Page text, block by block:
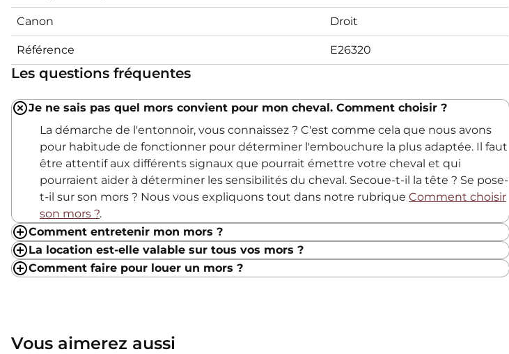
Canon Droit
Référence E26320
Les questions fréquentes
Je ne sais pas quel mors convient pour mon cheval. Comment choisir ?
La démarche de l'entonnoir, vous connaissez ? C'est comme cela que nous avons
pour habitude de fonctionner pour déterminer l'embouchure la plus adaptée. Il faut
être attentif aux différents signaux que pourrait émettre votre cheval et qui
pourraient aider à déterminer les sensibilités du cheval. Secoue-t-il la tête ? Se pose-
t-il sur son mors ? Nous vous expliquons tout dans notre rubrique Comment choisir
son mors ?.
Comment entretenir mon mors ?
La location est-elle valable sur tous vos mors ?
Comment faire pour louer un mors ?
Vous aimerez aussi